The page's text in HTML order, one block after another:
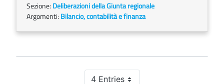
Sezione: Deliberazioni della Giunta regionale
Argomenti: Bilancio, contabilità e finanza
4 Entries